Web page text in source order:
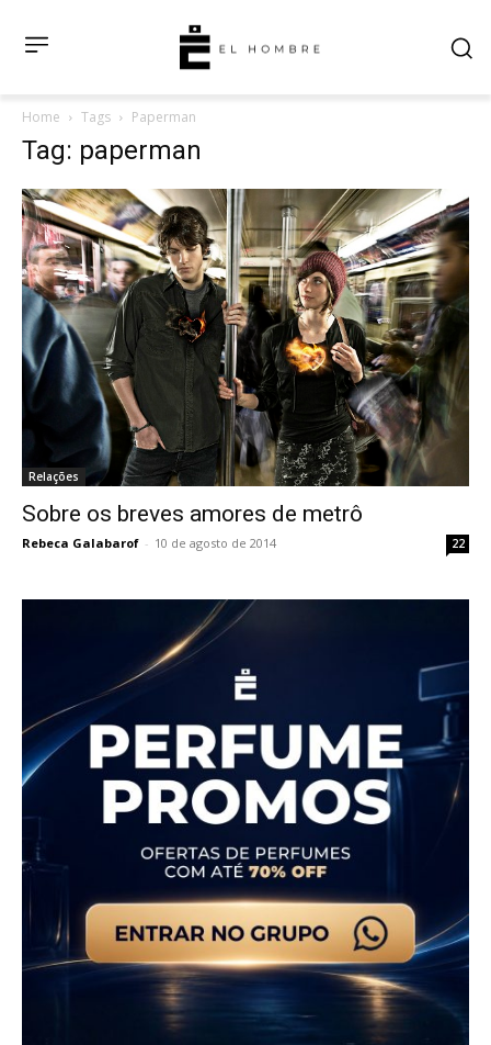
Home Tags Paperman
Tag: paperman
Relações
Sobre os breves amores de metrô
Rebeca Galabarof - 10 de agosto de 2014 22